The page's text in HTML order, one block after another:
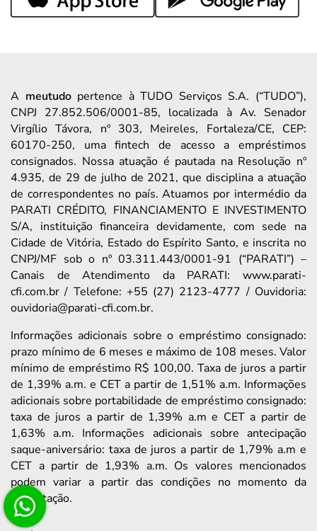
A meutudopertence à TUDO Serviços S.A. (“TUDO”),
CNPJ 27.852.506/0001-85, localizada à Av. Senador
Virgílio Távora, nº 303, Meireles, Fortaleza/CE, CEP:
60170-250, uma fintech de acesso a empréstimos
consignados. Nossa atuação é pautada na Resolução nº
4.935, de 29 de julho de 2021, que disciplina a atuação
de correspondentes no país. Atuamos por intermédio da
PARATI CRÉDITO, FINANCIAMENTO E INVESTIMENTO
S/A, instituição financeira devidamente, com sede na
Cidade de Vitória, Estado do Espírito Santo, e inscrita no
CNPJ/MF sob o nº 03.311.443/0001-91 (“PARATI”) –
Canais de Atendimento da PARATI: www.parati-
cfi.com.br / Telefone: +55 (27) 2123-4777 / Ouvidoria:
ouvidoria@parati-cfi.com.br.
Informações adicionais sobre o empréstimo consignado:
prazo mínimo de 6 meses e máximo de 108 meses. Valor
mínimo de empréstimo R$ 100,00. Taxa de juros a partir
de 1,39% a.m. e CET a partir de 1,51% a.m. Informações
adicionais sobre portabilidade de empréstimo consignado:
taxa de juros a partir de 1,39% a.m e CET a partir de
1,63% a.m. Informações adicionais sobre antecipação
saque-aniversário: taxa de juros a partir de 1,79% a.m e
CET a partir de 1,93% a.m. Os valores mencionados
podem variar a partir das condições no momento da
contratação.